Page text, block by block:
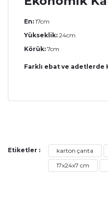
En: 17cm
Yükseklik: 24cm
Körük: 7cm
Farklı ebat ve
Ürün resmi kalitesiz,
Ürün açıklamasında
Etiketler : karton çanta
17x24x7 cm